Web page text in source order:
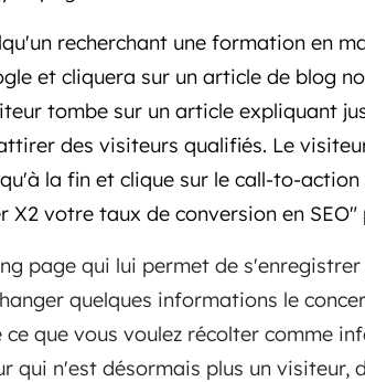
recherchant une formation en
et cliquera sur un article de blog
tombe sur un article expliquant
des visiteurs qualifiés. Le
la fin et clique sur le call-to-
votre taux de conversion en SEO"
page qui lui permet de
quelques informations le
que vous voulez récolter comme
qui n'est désormais plus un visiteur,